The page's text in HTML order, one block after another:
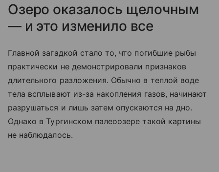
Озеро оказалось щелочным
— и это изменило все
Главной загадкой стало то, что погибшие рыбы
практически не демонстрировали признаков
длительного разложения. Обычно в теплой воде
тела всплывают из-за накопления газов, начинают
разрушаться и лишь затем опускаются на дно.
Однако в Тургинском палеоозере такой картины
не наблюдалось.